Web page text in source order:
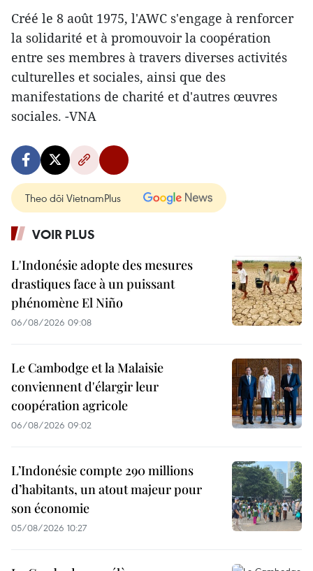
Créé le 8 août 1975, l'AWC s'engage à renforcer
la solidarité et à promouvoir la coopération
entre ses membres à travers diverses activités
culturelles et sociales, ainsi que des
manifestations de charité et d'autres œuvres
sociales. -VNA
Theo dõi VietnamPlus
VOIR PLUS
L'Indonésie adopte des mesures
drastiques face à un puissant
phénomène El Niño
06/08/2026 09:08
Le Cambodge et la Malaisie
conviennent d'élargir leur
coopération agricole
06/08/2026 09:02
L’Indonésie compte 290 millions
d’habitants, un atout majeur pour
son économie
05/08/2026 10:27